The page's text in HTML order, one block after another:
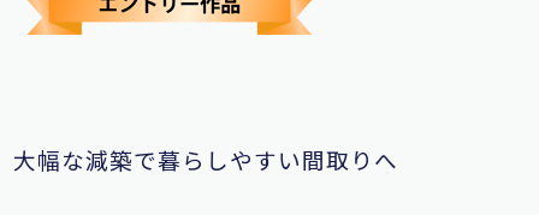
大幅な減築で暮らしやすい間取りへ